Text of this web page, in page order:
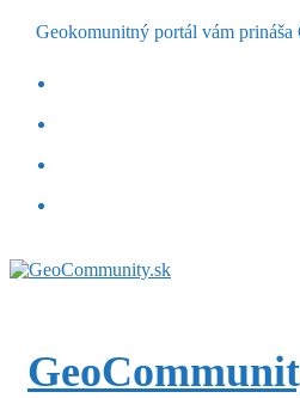
Geokomunitný portál vám prináša